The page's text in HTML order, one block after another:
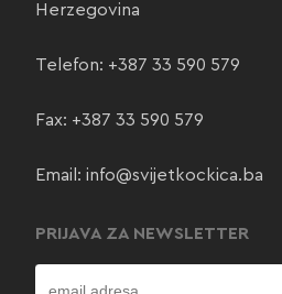
Herzegovina
Telefon: +387 33 590 579
Fax: +387 33 590 579
Email: info@svijetkockica.ba
PRIJAVA ZA NEWSLETTER